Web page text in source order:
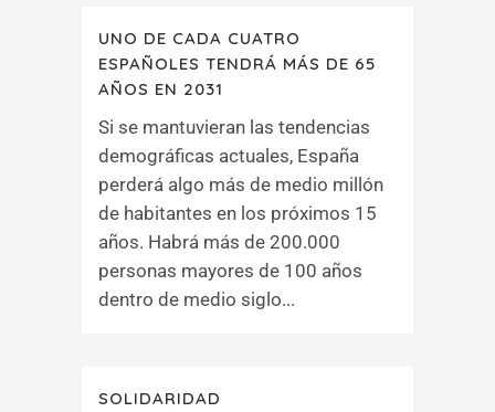
UNO DE CADA CUATRO
ESPAÑOLES TENDRÁ MÁS DE 65
AÑOS EN 2031
Si se mantuvieran las tendencias
demográficas actuales, España
perderá algo más de medio millón
de habitantes en los próximos 15
años. Habrá más de 200.000
personas mayores de 100 años
dentro de medio siglo...
SOLIDARIDAD